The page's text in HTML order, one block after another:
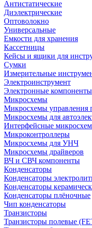
Антистатические
Диэлектрические
Оптоволокно
Универсальные
Емкости для хранения
Кассетницы
Кейсы и ящики для
Сумки
Измерительные
Электроинструмент
Электронные компоненты
Микросхемы
Микросхемы управления
Микросхемы для
Интерфейсные
Микроконтроллеры
Микросхемы для УНЧ
Микросхемы драйверов
ВЧ и СВЧ компоненты
Конденсаторы
Конденсаторы
Конденсаторы
Конденсаторы плёночные
Чип конденсаторы
Транзисторы
Транзисторы полевые